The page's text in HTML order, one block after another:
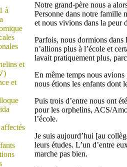
à
et
et
Notre grand-père nous a
Personne dans notre famille
et nous vivions dans la peur
Parfois, nous dormions dans
n’allions plus à l’école et
lavait pratiquement plus,
En même temps nous
nous étions les enfants dont
Puis trois d’entre nous ont
pour les orphelins, ACS/
l’école.
Je suis aujourd’hui [au
leurs études. L’un d’entre
marche pas bien.